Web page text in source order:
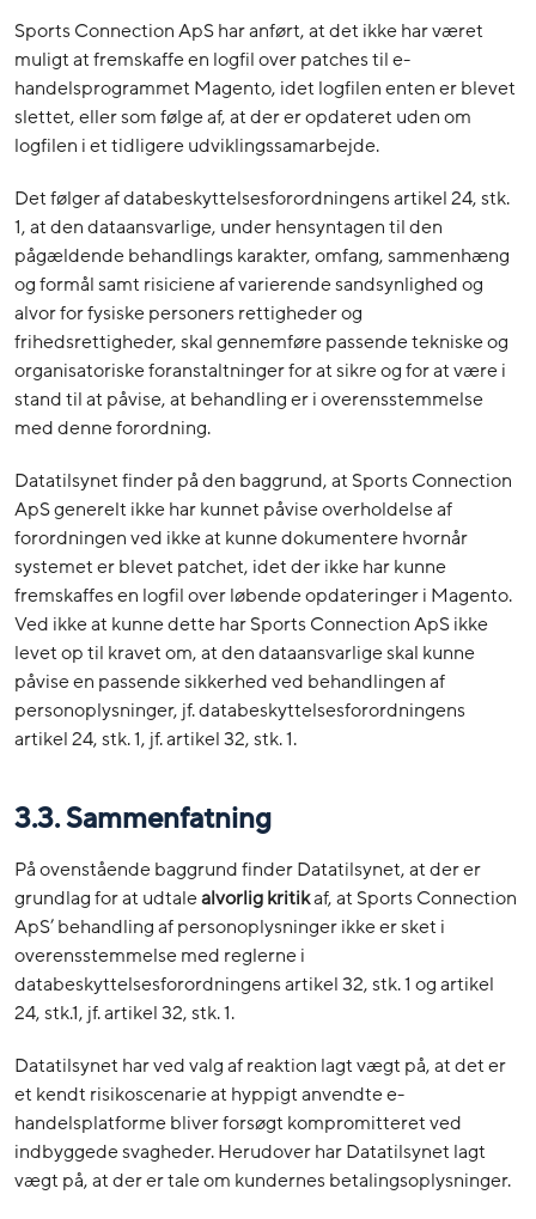
Sports Connection ApS har anført, at det ikke har været
muligt at fremskaffe en logfil over patches til e-
handelsprogrammet Magento, idet logfilen enten er blevet
slettet, eller som følge af, at der er opdateret uden om
logfilen i et tidligere udviklingssamarbejde.
Det følger af databeskyttelsesforordningens artikel 24, stk.
1, at den dataansvarlige, under hensyntagen til den
pågældende behandlings karakter, omfang, sammenhæng
og formål samt risiciene af varierende sandsynlighed og
alvor for fysiske personers rettigheder og
frihedsrettigheder, skal gennemføre passende tekniske og
organisatoriske foranstaltninger for at sikre og for at være i
stand til at påvise, at behandling er i overensstemmelse
med denne forordning.
Datatilsynet finder på den baggrund, at Sports Connection
ApS generelt ikke har kunnet påvise overholdelse af
forordningen ved ikke at kunne dokumentere hvornår
systemet er blevet patchet, idet der ikke har kunne
fremskaffes en logfil over løbende opdateringer i Magento.
Ved ikke at kunne dette har Sports Connection ApS ikke
levet op til kravet om, at den dataansvarlige skal kunne
påvise en passende sikkerhed ved behandlingen af
personoplysninger, jf. databeskyttelsesforordningens
artikel 24, stk. 1, jf. artikel 32, stk. 1.
3.3. Sammenfatning
På ovenstående baggrund finder Datatilsynet, at der er
grundlag for at udtalealvorlig kritikaf, at Sports Connection
ApS’ behandling af personoplysninger ikke er sket i
overensstemmelse med reglerne i
databeskyttelsesforordningens artikel 32, stk. 1 og artikel
24, stk.1, jf. artikel 32, stk. 1.
Datatilsynet har ved valg af reaktion lagt vægt på, at det er
et kendt risikoscenarie at hyppigt anvendte e-
handelsplatforme bliver forsøgt kompromitteret ved
indbyggede svagheder. Herudover har Datatilsynet lagt
vægt på, at der er tale om kundernes betalingsoplysninger.